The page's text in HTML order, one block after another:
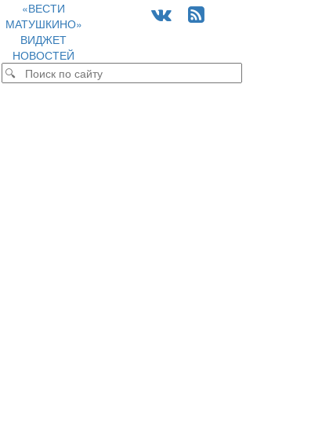
«ВЕСТИ
МАТУШКИНО»
ВИДЖЕТ
НОВОСТЕЙ